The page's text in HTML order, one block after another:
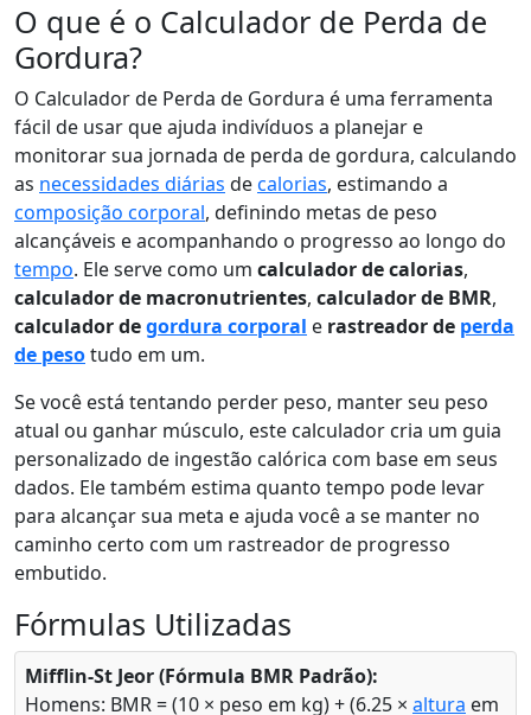
O que é o Calculador de Perda de
Gordura?
O Calculador de Perda de Gordura é uma ferramenta
fácil de usar que ajuda indivíduos a planejar e
monitorar sua jornada de perda de gordura, calculando
as necessidades diárias decalorias, estimando a
composição corporal, definindo metas de peso
alcançáveis e acompanhando o progresso ao longo do
tempo. Ele serve como um calculador de calorias,
calculador de macronutrientes, calculador de BMR,
calculador degordura corporal e rastreador de perda
de pesotudo em um.
Se você está tentando perder peso, manter seu peso
atual ou ganhar músculo, este calculador cria um guia
personalizado de ingestão calórica com base em seus
dados. Ele também estima quanto tempo pode levar
para alcançar sua meta e ajuda você a se manter no
caminho certo com um rastreador de progresso
embutido.
Fórmulas Utilizadas
Mifflin-St Jeor (Fórmula BMR Padrão):
Homens: BMR = (10 × peso em kg) + (6.25 × altura em